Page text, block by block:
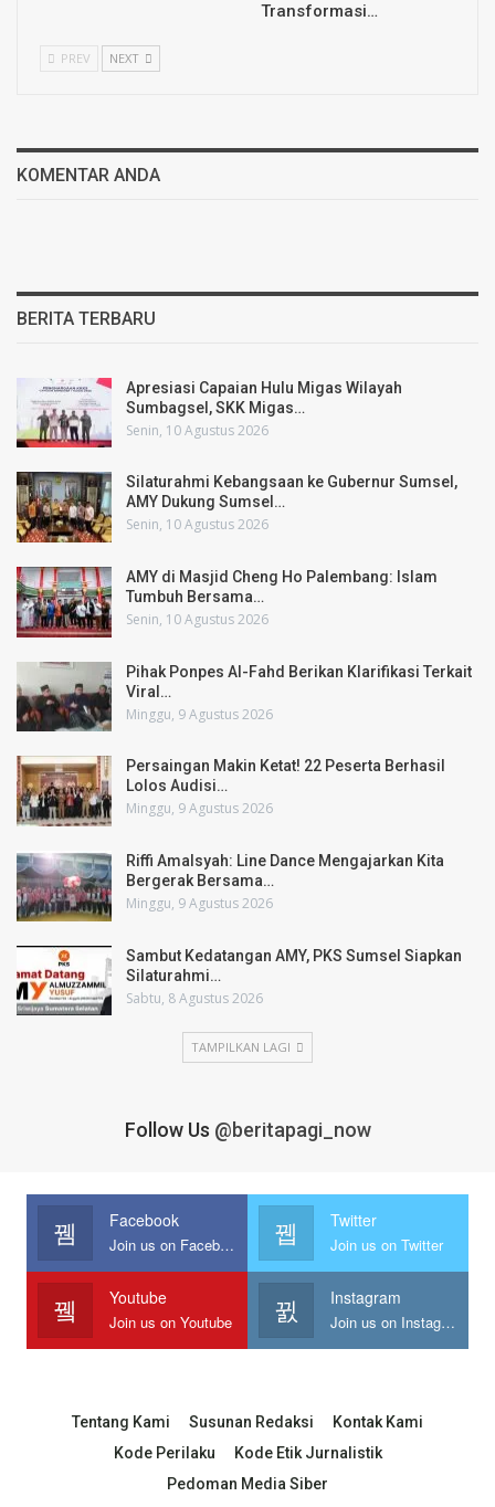
Transformasi…
PREV NEXT
KOMENTAR ANDA
BERITA TERBARU
Apresiasi Capaian Hulu Migas Wilayah
Sumbagsel, SKK Migas…
Senin, 10 Agustus 2026
Silaturahmi Kebangsaan ke Gubernur Sumsel,
AMY Dukung Sumsel…
Senin, 10 Agustus 2026
AMY di Masjid Cheng Ho Palembang: Islam
Tumbuh Bersama…
Senin, 10 Agustus 2026
Pihak Ponpes Al-Fahd Berikan Klarifikasi Terkait
Viral…
Minggu, 9 Agustus 2026
Persaingan Makin Ketat! 22 Peserta Berhasil
Lolos Audisi…
Minggu, 9 Agustus 2026
Riffi Amalsyah: Line Dance Mengajarkan Kita
Bergerak Bersama…
Minggu, 9 Agustus 2026
Sambut Kedatangan AMY, PKS Sumsel Siapkan
Silaturahmi…
Sabtu, 8 Agustus 2026
TAMPILKAN LAGI
Follow Us @beritapagi_now
Facebook
Join us on Facebook
Twitter
Join us on Twitter
Youtube
Join us on Youtube
Instagram
Join us on Instagram
Tentang Kami Susunan Redaksi
Kontak Kami
Kode Perilaku
Kode Etik Jurnalistik
Pedoman Media Siber